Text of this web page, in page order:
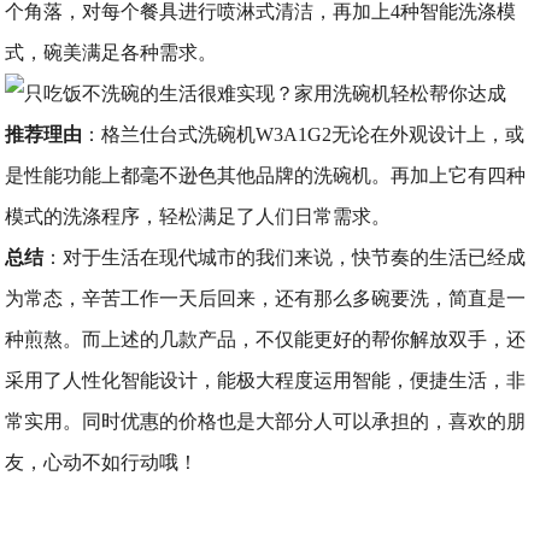
个角落，对每个餐具进行喷淋式清洁，再加上4种智能洗涤模
式，碗美满足各种需求。
推荐理由 ：格兰仕台式洗碗机W3A1G2无论在外观设计上，或
是性能功能上都毫不逊色其他品牌的洗碗机。再加上它有四种
模式的洗涤程序，轻松满足了人们日常需求。
总结：对于生活在现代城市的我们来说，快节奏的生活已经成
为常态，辛苦工作一天后回来，还有那么多碗要洗，简直是一
种煎熬。而上述的几款产品，不仅能更好的帮你解放双手，还
采用了人性化智能设计，能极大程度运用智能，便捷生活，非
常实用。同时优惠的价格也是大部分人可以承担的，喜欢的朋
友，心动不如行动哦！